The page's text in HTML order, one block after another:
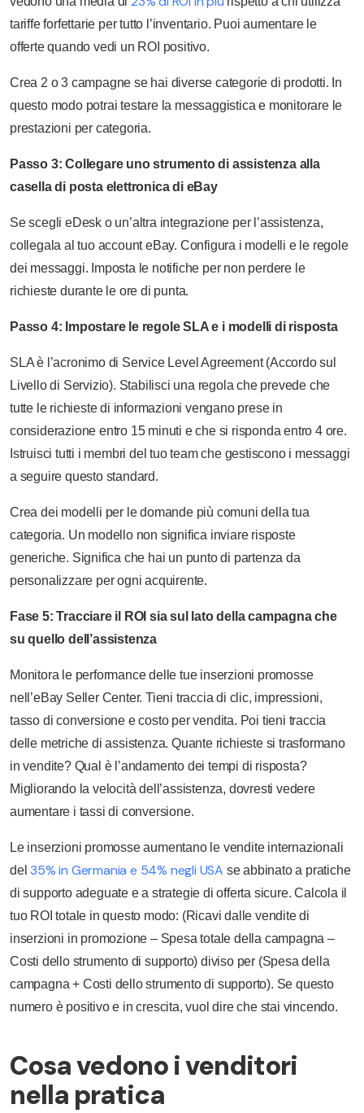
tariffe forfettarie per tutto l’inventario. Puoi aumentare le
offerte quando vedi un ROI positivo.
Crea 2 o 3 campagne se hai diverse categorie di prodotti. In
questo modo potrai testare la messaggistica e monitorare le
prestazioni per categoria.
Passo 3: Collegare uno strumento di assistenza alla
casella di posta elettronica di eBay
Se scegli eDesk o un’altra integrazione per l’assistenza,
collegala al tuo account eBay. Configura i modelli e le regole
dei messaggi. Imposta le notifiche per non perdere le
richieste durante le ore di punta.
Passo 4: Impostare le regole SLA e i modelli di risposta
SLA è l’acronimo di Service Level Agreement (Accordo sul
Livello di Servizio). Stabilisci una regola che prevede che
tutte le richieste di informazioni vengano prese in
considerazione entro 15 minuti e che si risponda entro 4 ore.
Istruisci tutti i membri del tuo team che gestiscono i messaggi
a seguire questo standard.
Crea dei modelli per le domande più comuni della tua
categoria. Un modello non significa inviare risposte
generiche. Significa che hai un punto di partenza da
personalizzare per ogni acquirente.
Fase 5: Tracciare il ROI sia sul lato della campagna che
su quello dell’assistenza
Monitora le performance delle tue inserzioni promosse
nell’eBay Seller Center. Tieni traccia di clic, impressioni,
tasso di conversione e costo per vendita. Poi tieni traccia
delle metriche di assistenza. Quante richieste si trasformano
in vendite? Qual è l’andamento dei tempi di risposta?
Migliorando la velocità dell’assistenza, dovresti vedere
aumentare i tassi di conversione.
Le inserzioni promosse aumentano le vendite internazionali
del35% in Germania e 54% negli USA se abbinato a pratiche
di supporto adeguate e a strategie di offerta sicure. Calcola il
tuo ROI totale in questo modo: (Ricavi dalle vendite di
inserzioni in promozione – Spesa totale della campagna –
Costi dello strumento di supporto) diviso per (Spesa della
campagna + Costi dello strumento di supporto). Se questo
numero è positivo e in crescita, vuol dire che stai vincendo.
Cosa vedono i venditori
nella pratica